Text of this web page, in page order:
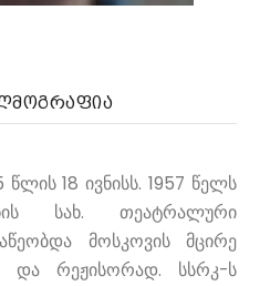
წლის 18 ივნისს. 1957 წელს
სახ. თეატრალური
მოსკოვის მცირე
და რეჟისორად. სსრკ-ს